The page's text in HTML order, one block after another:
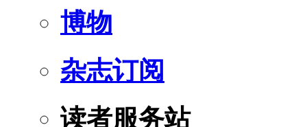
博物
杂志订阅
读者服务站